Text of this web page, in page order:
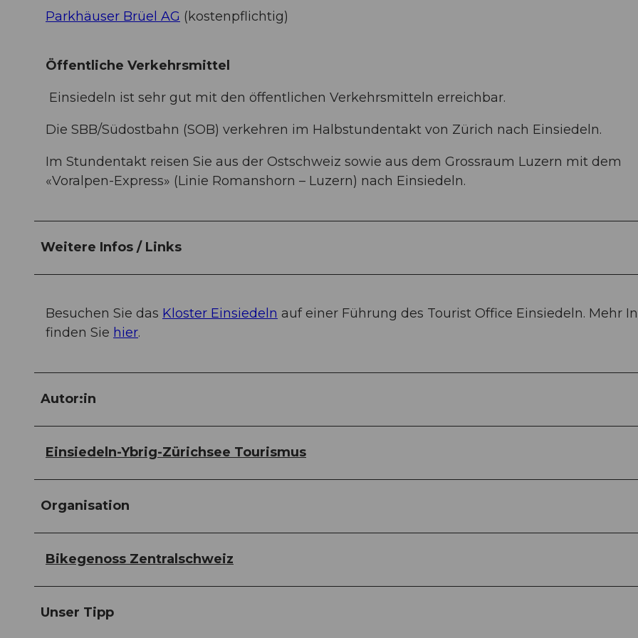
Parkhäuser Brüel AG (kostenpflichtig)
Öffentliche Verkehrsmittel
Einsiedeln ist sehr gut mit den öffentlichen Verkehrsmitteln erreichbar.
Die SBB/Südostbahn (SOB) verkehren im Halbstundentakt von Zürich nach Einsiedeln.
Im Stundentakt reisen Sie aus der Ostschweiz sowie aus dem Grossraum Luzern mit dem
«Voralpen-Express» (Linie Romanshorn – Luzern) nach Einsiedeln.
Weitere Infos / Links
Besuchen Sie das Kloster Einsiedeln auf einer Führung des Tourist Office Einsiedeln. Mehr
finden Sie hier.
Autor:in
Einsiedeln-Ybrig-Zürichsee Tourismus
Organisation
Bikegenoss Zentralschweiz
Unser Tipp